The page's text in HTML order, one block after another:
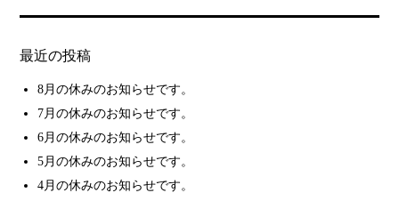
最近の投稿
8月の休みのお知らせです。
7月の休みのお知らせです。
6月の休みのお知らせです。
5月の休みのお知らせです。
4月の休みのお知らせです。